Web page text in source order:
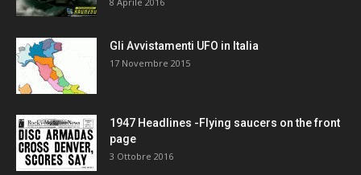
Gli Avvistamenti UFO in Italia
17 Novembre 2015
1947 Headlines -Flying saucers on the front
page
3 Ottobre 2016